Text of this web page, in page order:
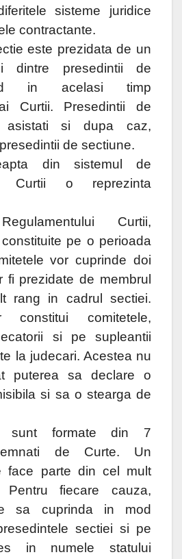
sisteme juridice
contractante.
este prezidata de un
dintre presedintii de
in acelasi timp
Curtii. Presedintii de
asistati si dupa caz,
de sectiune.
din sistemul de
Curtii o reprezinta
Curtii,
pe o perioada
vor cuprinde doi
fi prezidate de membrul
rang in cadrul sectiei.
constitui comitetele,
si pe supleantii
la judecari. Acestea nu
puterea sa declare o
si sa o stearga de
sunt formate din 7
de Curte. Un
face parte din cel mult
Pentru fiecare cauza,
sa cuprinda in mod
sectiei si pe
in numele statului